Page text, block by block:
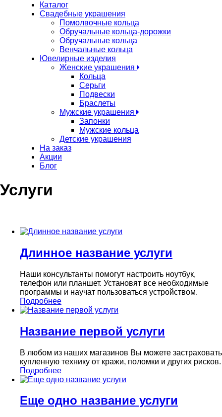
Каталог
Свадебные украшения
Помолвочные кольца
Обручальные кольца-дорожки
Обручальные кольца
Венчальные кольца
Ювелирные изделия
Женские украшения
Кольца
Серьги
Подвески
Браслеты
Мужские украшения
Запонки
Мужские кольца
Детские украшения
На заказ
Акции
Блог
Услуги
Длинное название услуги
Наши консультанты помогут настроить ноутбук,
телефон или планшет. Установят все необходимые
программы и научат пользоваться устройством.
Подробнее
Название первой услуги
В любом из наших магазинов Вы можете застраховать
купленную технику от кражи, поломки и других рисков.
Подробнее
Еще одно название услуги